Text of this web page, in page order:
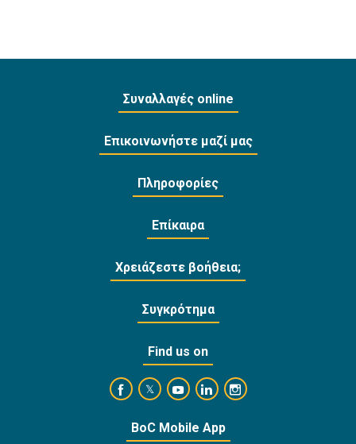
Συναλλαγές online
Επικοινωνήστε μαζί μας
Πληροφορίες
Επίκαιρα
Χρειάζεστε βοήθεια;
Συγκρότημα
Find us on
https://www.facebook.com/
https://twitter.com/bankofcyprus_
https://www.youtube.com/user/
https://www.linkedin.com/
https://
BoC Mobile App